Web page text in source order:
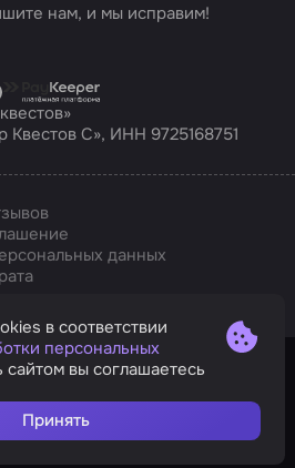
нам, и мы исправим!
С», ИНН 9725168751
данных
в соответствии
персональных
сайтом вы соглашаетесь
Принять